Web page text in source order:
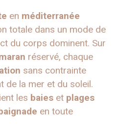
en méditerranée
totale dans un mode de
du corps dominent. Sur
réservé, chaque
sans contrainte
de la mer et du soleil.
les baies et plages
en toute